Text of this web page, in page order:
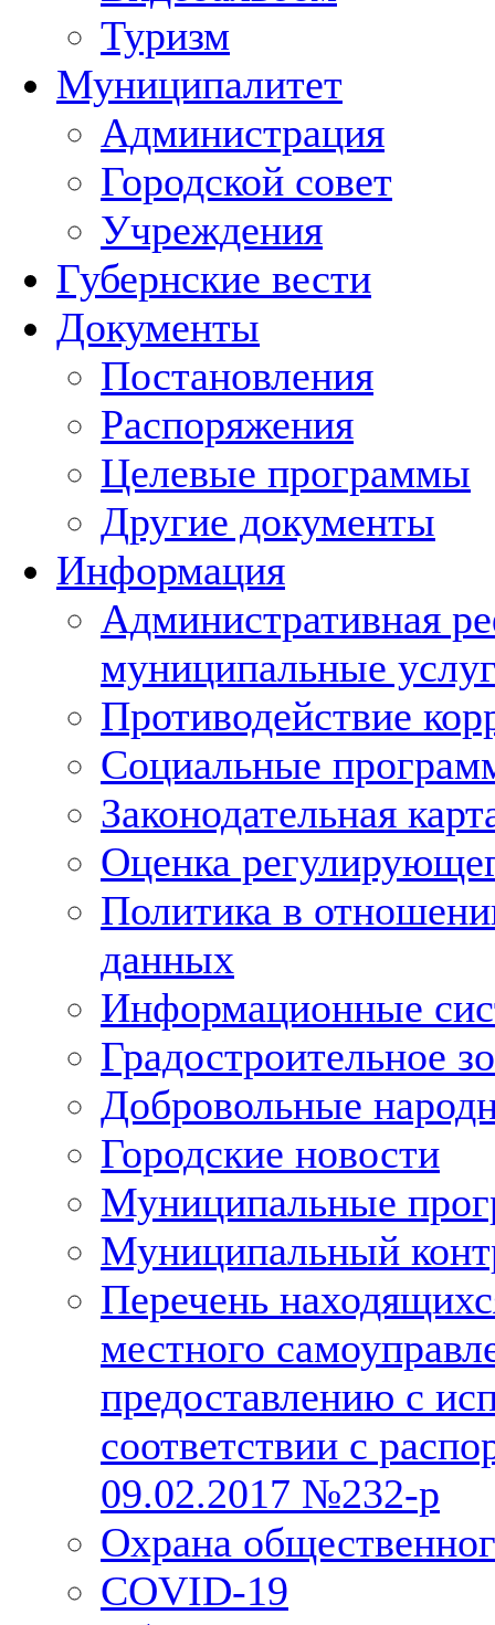
Туризм
Муниципалитет
Администрация
Городской совет
Учреждения
Губернские вести
Документы
Постановления
Распоряжения
Целевые программы
Другие документы
Информация
Административная
муниципальные
Противодействие
Социальные
Законодательная
Оценка
Политика в
данных
Информационные
Градостроительное
Добровольные
Городские новости
Муниципальные
Муниципальный
Перечень
местного
предоставлению с
соответствии с
09.02.2017 №232-р
Охрана
COVID-19